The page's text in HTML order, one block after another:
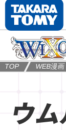
TOP WEB漫画
ウ